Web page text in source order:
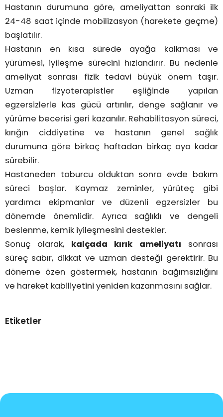
Hastanın durumuna göre, ameliyattan sonraki ilk
24-48 saat içinde mobilizasyon (harekete geçme)
başlatılır.
Hastanın en kısa sürede ayağa kalkması ve
yürümesi, iyileşme sürecini hızlandırır. Bu nedenle
ameliyat sonrası fizik tedavi büyük önem taşır.
Uzman fizyoterapistler eşliğinde yapılan
egzersizlerle kas gücü artırılır, denge sağlanır ve
yürüme becerisi geri kazanılır. Rehabilitasyon süreci,
kırığın ciddiyetine ve hastanın genel sağlık
durumuna göre birkaç haftadan birkaç aya kadar
sürebilir.
Hastaneden taburcu olduktan sonra evde bakım
süreci başlar. Kaymaz zeminler, yürüteç gibi
yardımcı ekipmanlar ve düzenli egzersizler bu
dönemde önemlidir. Ayrıca sağlıklı ve dengeli
beslenme, kemik iyileşmesini destekler.
Sonuç olarak, kalçada kırık ameliyatı sonrası
süreç sabır, dikkat ve uzman desteği gerektirir. Bu
döneme özen göstermek, hastanın bağımsızlığını
ve hareket kabiliyetini yeniden kazanmasını sağlar.
Etiketler